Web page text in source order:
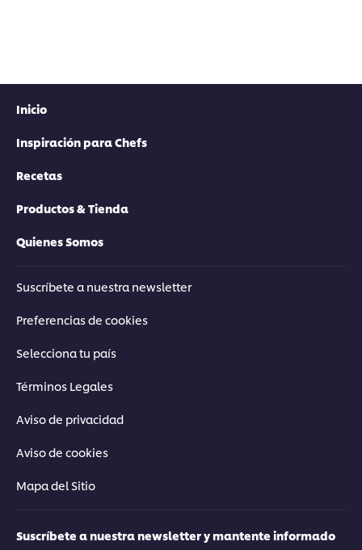
Inicio
Inspiración para Chefs
Recetas
Productos & Tienda
Quienes Somos
Suscríbete a nuestra newsletter
Preferencias de cookies
Selecciona tu país
Términos Legales
Aviso de privacidad
Aviso de cookies
Mapa del Sitio
Suscríbete a nuestra newsletter y mantente informado